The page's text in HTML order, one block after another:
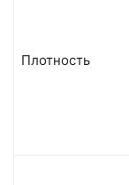
Плотность